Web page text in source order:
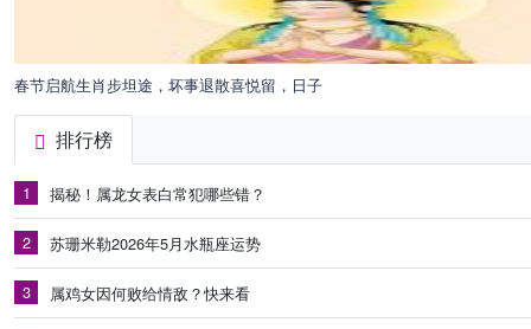
春节启航生肖步坦途，坏事退散喜悦留，日子
排行榜
1 揭秘！属龙女表白常犯哪些错？
2 苏珊米勒2026年5月水瓶座运势
3 属鸡女因何败给情敌？快来看